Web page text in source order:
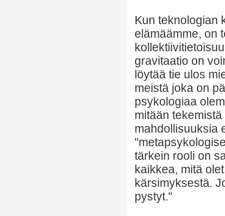
Kun teknologian
elämäämme, on
gravitaatio on
löytää tie ulos
meistä joka on
psykologiaa
mitään
mahdollisuuksia
tärkein rooli on
kaikkea, mitä
kärsimyksestä.
pystyt."